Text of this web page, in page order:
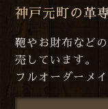
神戸元町の革
鞄やお財布など
売しています。
フルオーダーメ